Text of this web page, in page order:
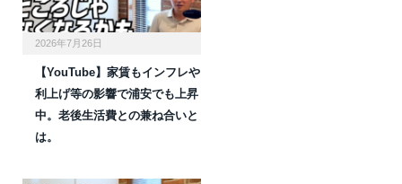
2026年7月26日
【YouTube】家賃もインフレや
利上げ等の影響で浦安でも上昇
中。老後生活費との兼ね合いと
は。